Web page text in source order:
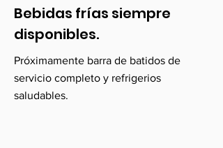
Bebidas frías siempre
disponibles.
Próximamente barra de batidos de
servicio completo y refrigerios
saludables.